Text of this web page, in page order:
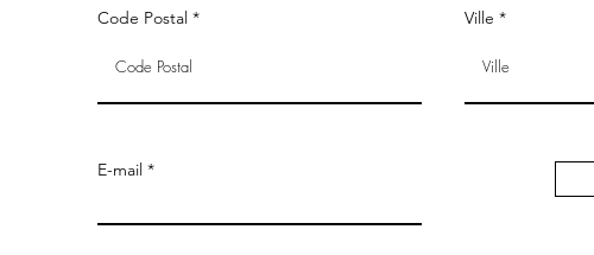
Code Postal
E-mail
Ville